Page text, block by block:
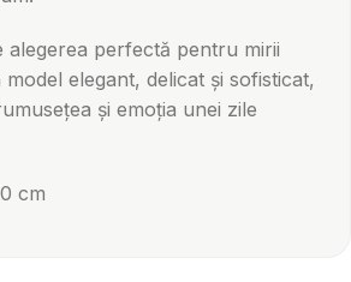
alegerea perfectă pentru mirii
elegant, delicat și sofisticat,
și emoția unei zile
cm